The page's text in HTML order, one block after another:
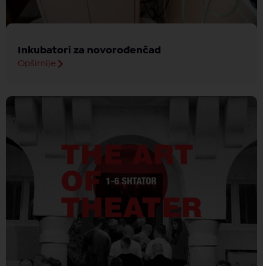
Inkubatori za novorođenčad
Opširnije